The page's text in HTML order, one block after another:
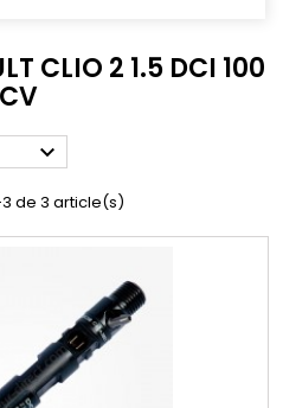
CLIO 2 1.5 DCI 100
CV

de 3 article(s)